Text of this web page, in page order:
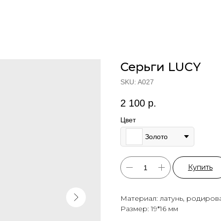
Серьги LUCY
SKU: A027
2 100 р.
Цвет
Золото
Купить
Материал: латунь,
Размер: 19*16 мм